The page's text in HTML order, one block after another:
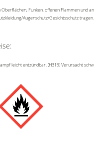
Oberflächen, Funken, offenen Flammen und
Augenschutz/Gesichtsschutz
leicht entzündbar. (H319) Verursacht